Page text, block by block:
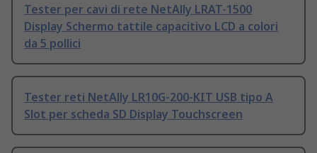
Tester per cavi di rete NetAlly LRAT-1500
Display Schermo tattile capacitivo LCD a colori
da 5 pollici
Tester reti NetAlly LR10G-200-KIT USB tipo A
Slot per scheda SD Display Touchscreen